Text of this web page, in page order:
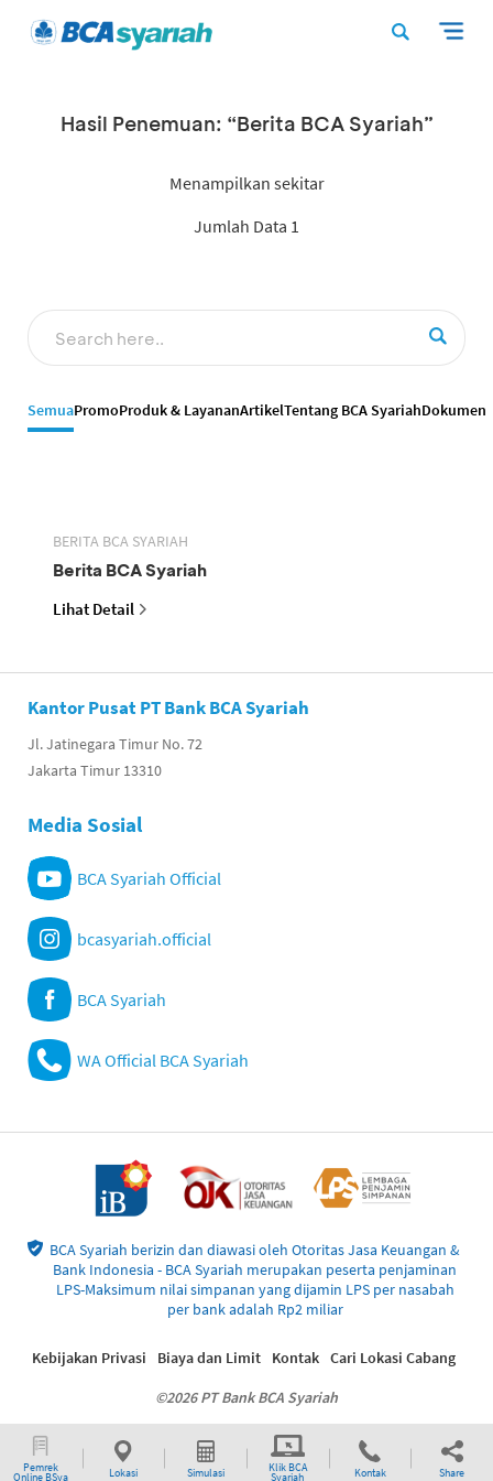
Pemrek
Online BSya Lokasi Simulasi Klik BCA
Syariah Kontak Share
Hasil Penemuan: “Berita BCA Syariah”
Menampilkan sekitar
Jumlah Data 1
SemuaPromoProduk & LayananArtikelTentang BCA SyariahDokumen
BERITA BCA SYARIAH
Berita BCA Syariah
Lihat Detail
Kantor Pusat PT Bank BCA Syariah
Jl. Jatinegara Timur No. 72
Jakarta Timur 13310
Media Sosial
BCA Syariah Official
bcasyariah.official
BCA Syariah
WA Official BCA Syariah
BCA Syariah berizin dan diawasi oleh Otoritas Jasa Keuangan &
Bank Indonesia - BCA Syariah merupakan peserta penjaminan
LPS-Maksimum nilai simpanan yang dijamin LPS per nasabah
per bank adalah Rp2 miliar
©2026 PT Bank BCA Syariah
Kebijakan Privasi Biaya dan Limit Kontak Cari Lokasi Cabang